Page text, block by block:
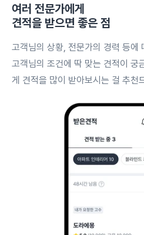
여러 전문가에게
견적을 받으면 좋은 점
고객님의 상황, 전문가의 경력 등에
고객님의 조건에 딱 맞는 견적이 궁
게 견적을 많이 받아보시는 걸 추천